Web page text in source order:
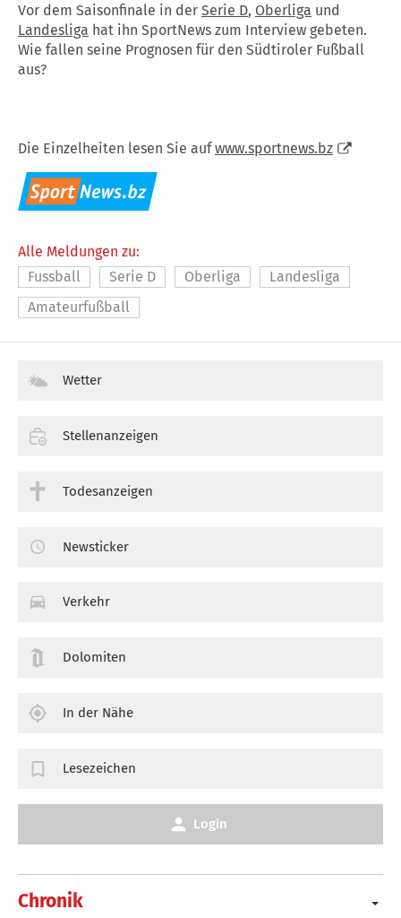
Vor dem Saisonfinale in der Serie D, Oberliga und
Landesliga hat ihn SportNews zum Interview gebeten.
Wie fallen seine Prognosen für den Südtiroler Fußball
aus?
Die Einzelheiten lesen Sie aufwww.sportnews.bz
Alle Meldungen zu:
Fussball
Serie D Oberliga
Landesliga
Amateurfußball
Chronik
Wetter
Stellenanzeigen
Todesanzeigen
Newsticker
Verkehr
Dolomiten
In der Nähe
Lesezeichen
Login